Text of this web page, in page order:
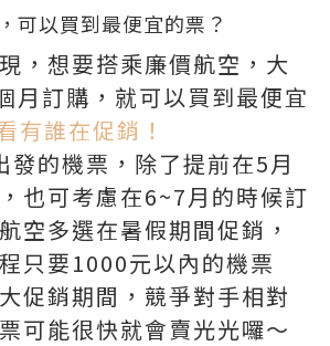
，想要搭乘廉價航空，大
月訂購，就可以買到最便宜
有誰在促銷！
發的機票，除了提前在5月
也可考慮在6~7月的時候訂
空多選在暑假期間促銷，
只要1000元以內的機票
促銷期間，競爭對手相對
可能很快就會賣光光囉～